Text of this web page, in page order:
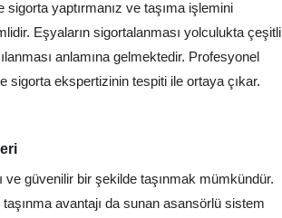
yaptırmanız ve taşıma işlemini
Eşyaların sigortalanması yolculukta çeşitli
anlamına gelmektedir. Profesyonel
sigorta ekspertizinin tespiti ile ortaya çıkar.
güvenilir bir şekilde taşınmak mümkündür.
avantajı da sunan asansörlü sistem